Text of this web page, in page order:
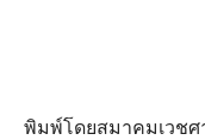
พิมพ์โดยสมาคมเวชศ